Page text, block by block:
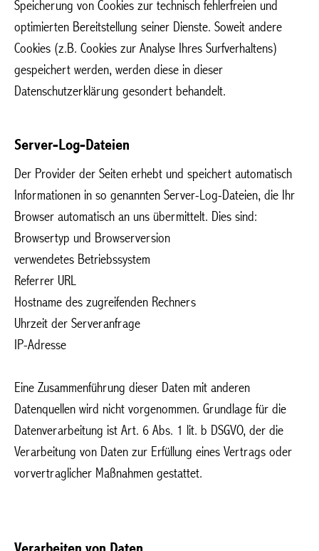
Speicherung von Cookies zur technisch fehlerfreien und
optimierten Bereitstellung seiner Dienste. Soweit andere
Cookies (z.B. Cookies zur Analyse Ihres Surfverhaltens)
gespeichert werden, werden diese in dieser
Datenschutzerklärung gesondert behandelt.
Server-Log-Dateien
Der Provider der Seiten erhebt und speichert automatisch
Informationen in so genannten Server-Log-Dateien, die Ihr
Browser automatisch an uns übermittelt. Dies sind:
Browsertyp und Browserversion
verwendetes Betriebssystem
Referrer URL
Hostname des zugreifenden Rechners
Uhrzeit der Serveranfrage
IP-Adresse
Eine Zusammenführung dieser Daten mit anderen
Datenquellen wird nicht vorgenommen. Grundlage für die
Datenverarbeitung ist Art. 6 Abs. 1 lit. b DSGVO, der die
Verarbeitung von Daten zur Erfüllung eines Vertrags oder
vorvertraglicher Maßnahmen gestattet.